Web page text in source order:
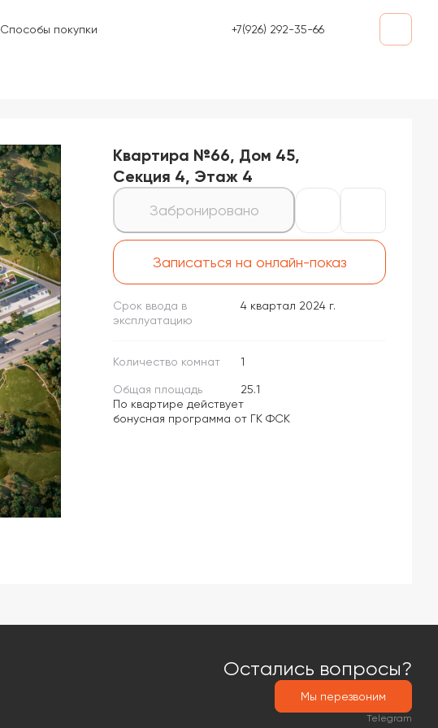
Способы покупки +7(926) 292-35-66
Квартира №66, Дом 45,
Секция 4, Этаж 4
Забронировано
Записаться на онлайн-показ
Срок ввода в
эксплуатацию
4 квартал 2024 г.
Количество комнат 1
Общая площадь
25.1
По квартире действует
бонусная программа от ГК ФСК
Остались вопросы?
Мы перезвоним
Telegram